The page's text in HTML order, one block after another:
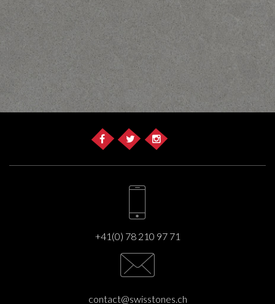
+41(0) 78 210 97 71
contact@swisstones.ch